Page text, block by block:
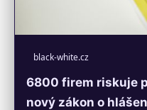
black-white.cz
6800 firem riskuje
nový zákon o